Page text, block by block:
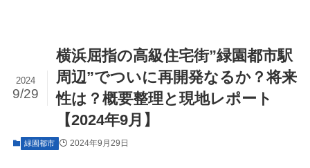
横浜屈指の高級住宅街”緑園都市駅
周辺”でついに再開発なるか？将来
性は？概要整理と現地レポート
【2024年9月】
2024
9/29
緑園都市 2024年9月29日